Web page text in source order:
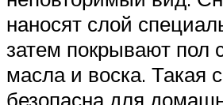
наносят слой
затем покрывают пол
масла и воска. Такая
безопасна для